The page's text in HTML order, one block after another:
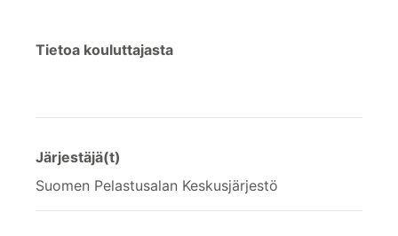
Tietoa kouluttajasta
Järjestäjä(t)
Suomen Pelastusalan Keskusjärjestö